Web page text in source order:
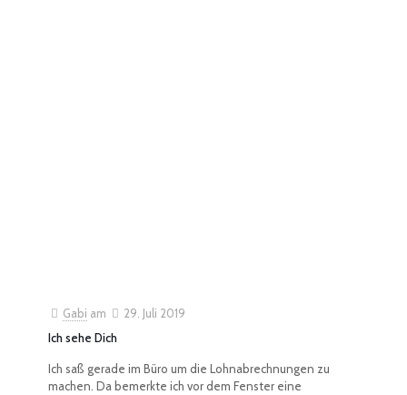
Gabi am
29. Juli 2019
Ich sehe Dich
Ich saß gerade im Büro um die Lohnabrechnungen zu
machen. Da bemerkte ich vor dem Fenster eine